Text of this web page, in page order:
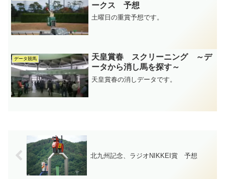
ークス 予想
土曜日の重賞予想です。
データ競馬
天皇賞春 スクリーニング ～デ
ータから消し馬を探す～
天皇賞春の消しデータです。
北九州記念、ラジオNIKKEI賞 予想